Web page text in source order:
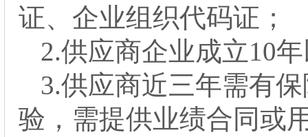
证、企业组织代码证；
2.供应商企业成立10
3.供应商近三年需有
验，需提供业绩合同或